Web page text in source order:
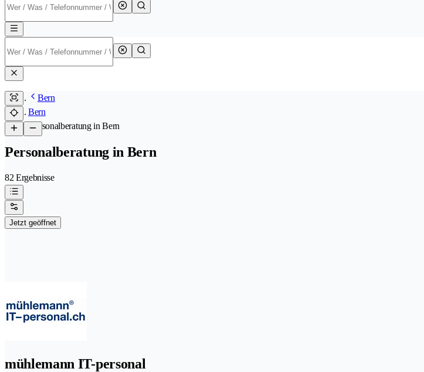
Bern
Bern
/Personalberatung in Bern
Personalberatung in Bern
82 Ergebnisse
Jetzt geöffnet
mühlemann IT-personal